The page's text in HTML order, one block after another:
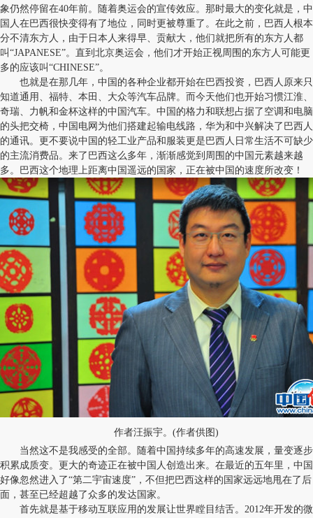
象仍然停留在40年前。随着奥运会的宣传效应。那时最大的变化就是，中
国人在巴西很快变得有了地位，同时更被尊重了。在此之前，巴西人根本
分不清东方人，由于日本人来得早、贡献大，他们就把所有的东方人都
叫“JAPANESE”。直到北京奥运会，他们才开始正视周围的东方人可能更
多的应该叫“CHINESE”。
也就是在那几年，中国的各种企业都开始在巴西投资，巴西人原来只
知道通用、福特、本田、大众等汽车品牌。而今天他们也开始习惯江淮、
奇瑞、力帆和金杯这样的中国汽车。中国的格力和联想占据了空调和电脑
的头把交椅，中国电网为他们搭建起输电线路，华为和中兴解决了巴西人
的通讯。更不要说中国的轻工业产品和服装更是巴西人日常生活不可缺少
的主流消费品。来了巴西这么多年，渐渐感觉到周围的中国元素越来越
多。巴西这个地理上距离中国遥远的国家，正在被中国的速度所改变！
作者汪振宇。(作者供图)
当然这不是我感受的全部。随着中国持续多年的高速发展，量变逐步
积累成质变。更大的奇迹正在被中国人创造出来。在最近的五年里，中国
好像忽然进入了“第二宇宙速度”，不但把巴西这样的国家远远地甩在了后
面，甚至已经超越了众多的发达国家。
首先就是基于移动互联应用的发展让世界瞠目结舌。2012年开发的微